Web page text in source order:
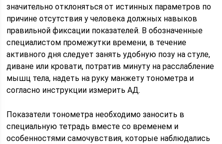
значительно отклоняться от истинных параметров по
причине отсутствия у человека должных навыков
правильной фиксации показателей. В обозначенные
специалистом промежутки времени, в течение
активного дня следует занять удобную позу на стуле,
диване или кровати, потратив минуту на расслабление
мышц тела, надеть на руку манжету тонометра и
согласно инструкции измерить АД.
Показатели тонометра необходимо заносить в
специальную тетрадь вместе со временем и
особенностями самочувствия, которые наблюдались